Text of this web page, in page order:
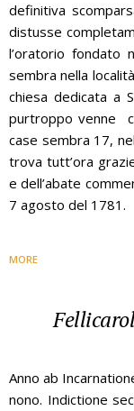
definitiva
distusse
l’oratorio fondato
sembra nella
chiesa dedicata a
purtroppo venne
case sembra 17,
trova tutt’ora
e dell’abate
7 agosto del 1781.
MORE
Anno ab
nono. Indictione